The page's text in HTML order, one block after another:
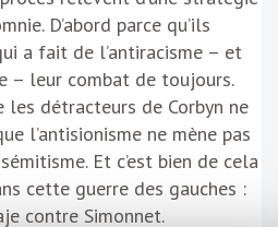
D’abord parce qu’ils
a fait de l’antiracisme – et
– leur combat de toujours.
détracteurs de Corbyn ne
l’antisionisme ne mène pas
Et c’est bien de cela
cette guerre des gauches :
contre Simonnet.